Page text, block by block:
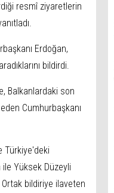
resmî ziyaretlerin
Erdoğan,
bildirdi.
Balkanlardaki son
Cumhurbaşkanı
Türkiye'deki
ile Yüksek Düzeyli
bildiriye ilaveten